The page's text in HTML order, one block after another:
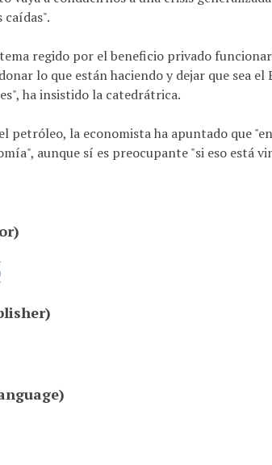
caídas".
regido por el beneficio privado
lo que están haciendo y dejar que sea el
ha insistido la catedrátrica.
petróleo, la economista ha apuntado que
aunque sí es preocupante "si eso está